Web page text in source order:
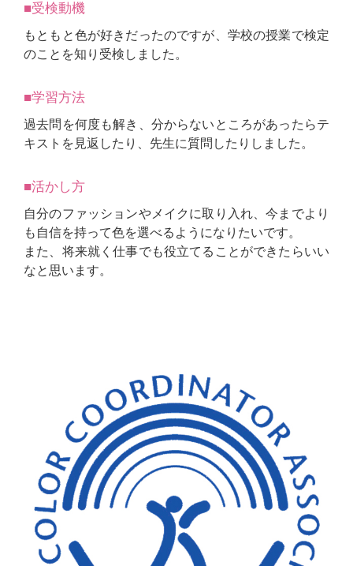
■受検動機
もともと色が好きだったのですが、学校の授業で検定
のことを知り受検しました。
■学習方法
過去問を何度も解き、分からないところがあったらテ
キストを見返したり、先生に質問したりしました。
■活かし方
自分のファッションやメイクに取り入れ、今までより
も自信を持って色を選べるようになりたいです。
また、将来就く仕事でも役立てることができたらいい
なと思います。